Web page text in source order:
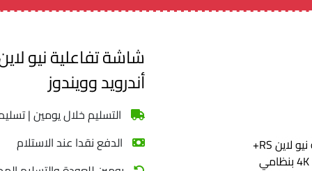
أندرويد وويندوز
التسليم خلال يومين |
الدفع نقدا عند الاستلام